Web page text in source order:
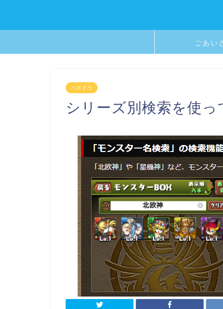
ごあい
パズドラ
シリーズ別検索を使っ